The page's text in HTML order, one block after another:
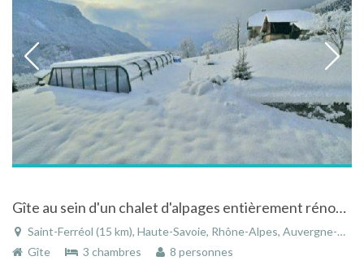
Gîte au sein d'un chalet d'alpages entièrement rénové, avec piscine et spa
Saint-Ferréol (15 km), Haute-Savoie, Rhône-Alpes, Auvergne-Rhône-Alpes, France
Gîte
3 chambres 8 personnes